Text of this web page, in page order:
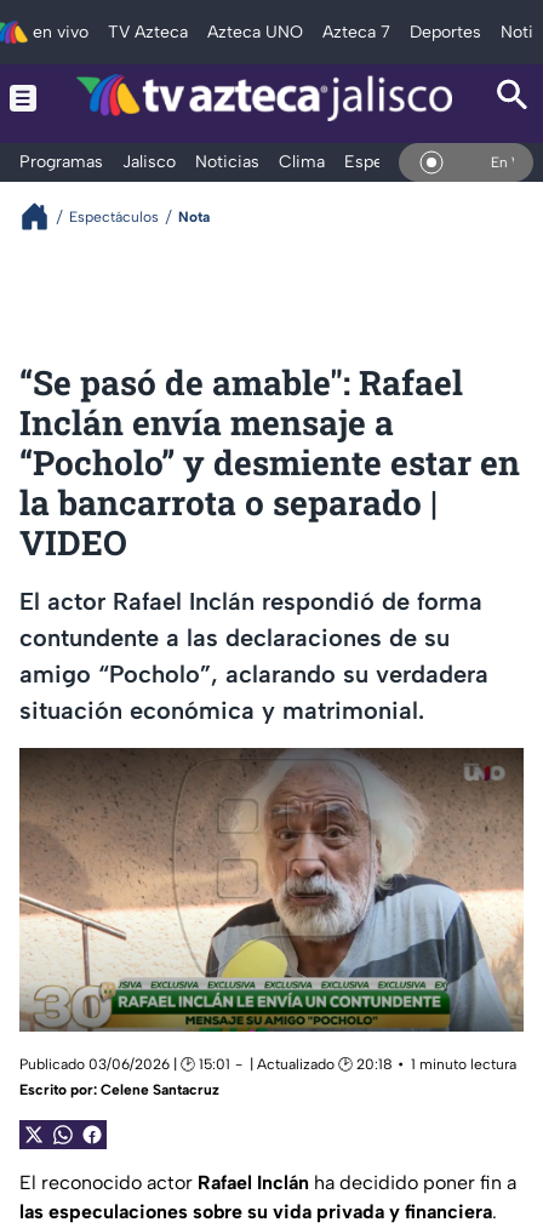
en vivo TV Azteca Azteca UNO Azteca 7 Deportes
Programas Jalisco Noticias Clima Espectáculos Deportes
En Vivo
Espectáculos Nota
“Se pasó de amable": Rafael
Inclán envía mensaje a
“Pocholo” y desmiente estar en
la bancarrota o separado |
VIDEO
El actor Rafael Inclán respondió de forma
contundente a las declaraciones de su
amigo “Pocholo”, aclarando su verdadera
situación económica y matrimonial.
Publicado 03/06/2026 | 🕑 15:01 | Actualizado 🕑 20:18
1 minuto lectura
Escrito por: Celene Santacruz
El reconocido actor Rafael Inclán ha decidido poner fin a
las especulaciones sobre su vida privada y financiera.